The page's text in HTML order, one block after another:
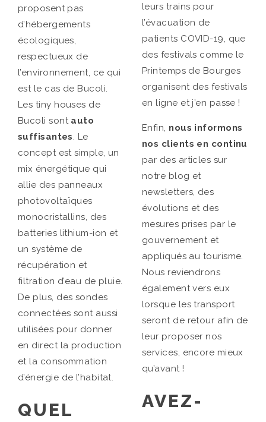
proposent pas
d’hébergements
écologiques,
respectueux de
l’environnement, ce qui
est le cas de Bucoli.
Les tiny houses de
Bucoli sont auto
suffisantes. Le
concept est simple, un
mix énergétique qui
allie des panneaux
photovoltaïques
monocristallins, des
batteries lithium-ion et
un système de
récupération et
filtration d’eau de pluie.
De plus, des sondes
connectées sont aussi
utilisées pour donner
en direct la production
et la consommation
d’énergie de l’habitat.
QUEL
leurs trains pour
l’évacuation de
patients COVID-19, que
des festivals comme le
Printemps de Bourges
organisent des festivals
en ligne et j’en passe !
Enfin, nous informons
nos clients en continu
par des articles sur
notre blog et
newsletters, des
évolutions et des
mesures prises par le
gouvernement et
appliqués au tourisme.
Nous reviendrons
également vers eux
lorsque les transport
seront de retour afin de
leur proposer nos
services, encore mieux
qu’avant !
AVEZ-